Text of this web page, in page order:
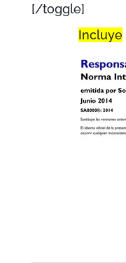
[/toggle]
Incluye